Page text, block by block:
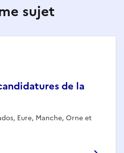
sujet
de la
Eure, Manche, Orne et